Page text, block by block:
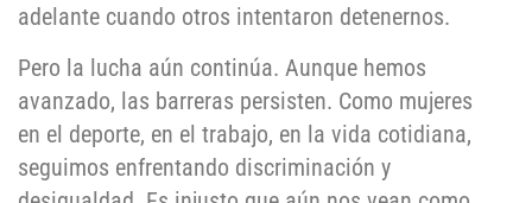
adelante cuando otros intentaron detenernos.
Pero la lucha aún continúa. Aunque hemos
avanzado, las barreras persisten. Como mujeres
en el deporte, en el trabajo, en la vida cotidiana,
seguimos enfrentando discriminación y